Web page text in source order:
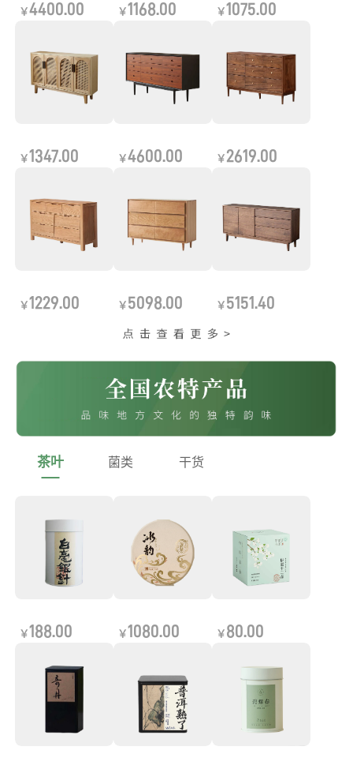
￥4400.00 ￥1168.00 ￥1075.00
￥1347.00 ￥4600.00 ￥ 2619.00
￥1229.00 ￥ 5098.00 ￥ 5151.40
茶叶 菌类 干货
￥188.00 ￥1080.00 ￥ 80.00